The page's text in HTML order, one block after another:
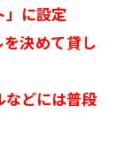
」に設定
決めて貸し
などには普段